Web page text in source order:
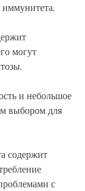
могут
и небольшое
выбором для
содержит
с